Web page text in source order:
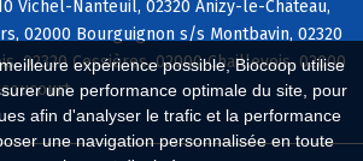
expérience possible, Biocoop utilise
une performance optimale du site, pour
afin d'analyser le trafic et la performance
une navigation personnalisée en toute
Vichel-Nanteuil, 02320 Anizy-le-Château,
02000 Bourguignon s/s Montbavin, 02320
02320 Cessières, 02000 Chaillevois, 02000